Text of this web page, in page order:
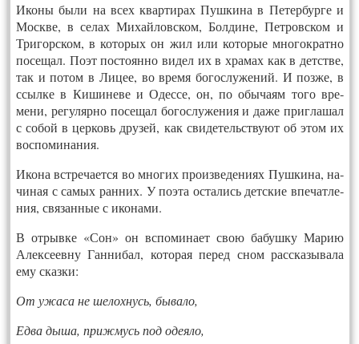
Ико­ны бы­ли на всех квар­ти­рах Пуш­ки­на в Пе­тер­бурге и
Моск­ве, в се­лах Ми­хай­ловс­ком, Бол­ди­не, Пет­ровс­ком и
Три­горс­ком, в ко­торых он жил или ко­торые мно­гок­ратно
по­сещал. По­эт пос­то­ян­но ви­дел их в хра­мах как в детс­тве,
так и по­том в Ли­цее, во вре­мя бо­гос­лу­жений. И поз­же, в
ссыл­ке в Ки­шине­ве и Одес­се, он, по обы­ча­ям то­го вре­
мени, ре­гуляр­но по­сещал бо­гос­лу­жения и да­же приг­ла­шал
с со­бой в цер­ковь дру­зей, как сви­детель­ству­ют об этом их
вос­по­мина­ния.
Ико­на встре­ча­ет­ся во мно­гих про­из­ве­дени­ях Пуш­ки­на, на­
чиная с са­мых ран­них. У по­эта ос­та­лись детс­кие впе­чат­ле­
ния, свя­зан­ные с ико­нами.
В от­рывке «Сон» он вспо­мина­ет свою ба­буш­ку Ма­рию
Алек­се­ев­ну Ган­ни­бал, ко­торая пе­ред сном расс­ка­зыва­ла
ему сказ­ки:
От ужа­са не ше­лох­нусь, бы­вало,
Ед­ва ды­ша, приж­мусь под оде­яло,